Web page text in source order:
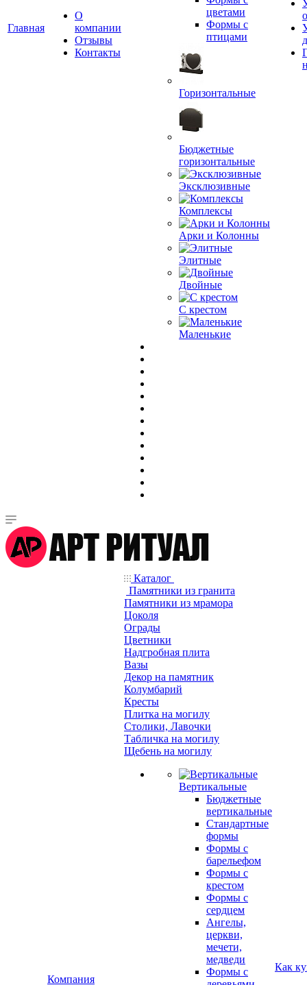
Главная
О
компании
Отзывы
Контакты
цветами
Формы с
птицами
Горизонтальные
Бюджетные
горизонтальные
Эксклюзивные
Комплексы
Арки и Колонны
Элитные
Двойные
С крестом
Маленькие
Компания
Каталог
Памятники из гранита
Памятники из мрамора
Цоколя
Ограды
Цветники
Надгробная плита
Вазы
Декор на памятник
Колумбарий
Кресты
Плитка на могилу
Столики, Лавочки
Табличка на могилу
Щебень на могилу
Вертикальные
Бюджетные
вертикальные
Стандартные
формы
Формы с
барельефом
Формы с
крестом
Формы с
сердцем
Ангелы,
церкви,
мечети,
медведи
Формы с
Как